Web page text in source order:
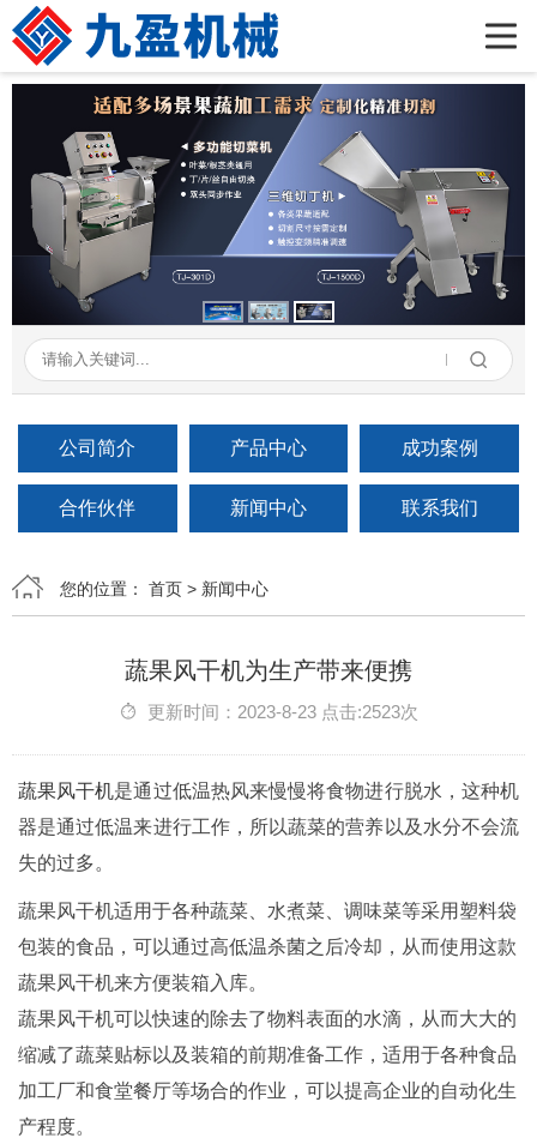
公司简介
产品展示
新闻资讯
成功案例
在线留言
联系我们
公司简介 产品中心 成功案例
合作伙伴 新闻中心 联系我们
您的位置： 首页 > 新闻中心
蔬果风干机为生产带来便携
更新时间：2023-8-23 点击:2523次
蔬果风干机是通过低温热风来慢慢将食物进行脱水，这种机
器是通过低温来进行工作，所以蔬菜的营养以及水分不会流
失的过多。
蔬果风干机适用于各种蔬菜、水煮菜、调味菜等采用塑料袋
包装的食品，可以通过高低温杀菌之后冷却，从而使用这款
蔬果风干机来方便装箱入库。
蔬果风干机可以快速的除去了物料表面的水滴，从而大大的
缩减了蔬菜贴标以及装箱的前期准备工作，适用于各种食品
加工厂和食堂餐厅等场合的作业，可以提高企业的自动化生
产程度。